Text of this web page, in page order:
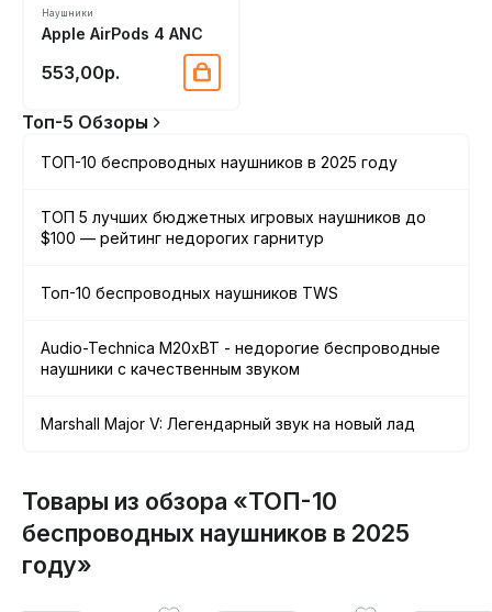
Наушники
Apple AirPods 4 ANC
553,00р.
Топ-5 Обзоры
ТОП-10 беспроводных наушников в 2025 году
ТОП 5 лучших бюджетных игровых наушников до
$100 — рейтинг недорогих гарнитур
Топ-10 беспроводных наушников TWS
Audio-Technica М20xBT - недорогие беспроводные
наушники с качественным звуком
Marshall Major V: Легендарный звук на новый лад
Товары из обзора «ТОП-10
беспроводных наушников в 2025
году»